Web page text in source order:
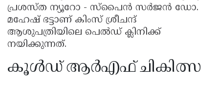
പ്രശസ്ത ന്യൂറോ - സ്പൈൻ സർജൻ ഡോ.
മഹേഷ് ഭട്ടാണ് കിംസ് ശ്രീചന്ദ്
ആശുപത്രിയിലെ പെൽഡ് ക്ലിനിക്ക്
നയിക്കുന്നത്.
കൂൾഡ് ആർഎഫ് ചികിത്സ